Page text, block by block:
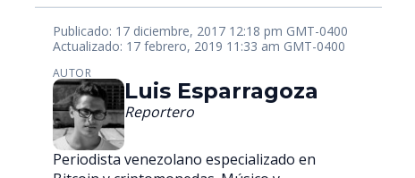
Publicado: 17 diciembre, 2017 12:18 pm GMT-0400
Actualizado: 17 febrero, 2019 11:33 am GMT-0400
AUTOR
Luis Esparragoza
Reportero
Periodista venezolano especializado en